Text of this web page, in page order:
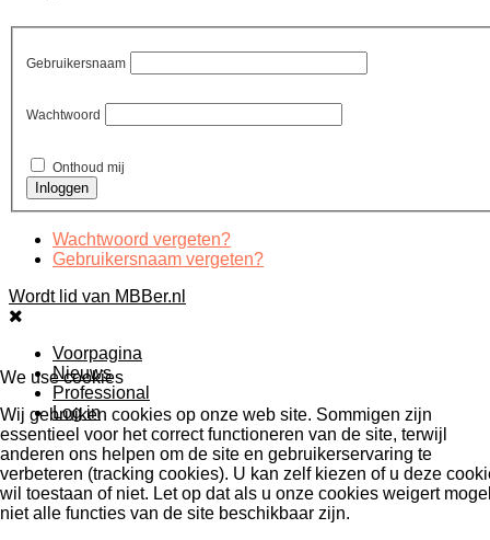
Gebruikersnaam
Wachtwoord
Onthoud mij
Wachtwoord vergeten?
Gebruikersnaam vergeten?
Wordt lid van MBBer.nl
Voorpagina
Nieuws
Professional
Log in
We use cookies
Wij gebruiken cookies op onze web site. Sommigen zijn
essentieel voor het correct functioneren van de site, terwijl
anderen ons helpen om de site en gebruikerservaring te
verbeteren (tracking cookies). U kan zelf kiezen of u deze
wil toestaan of niet. Let op dat als u onze cookies weigert
niet alle functies van de site beschikbaar zijn.